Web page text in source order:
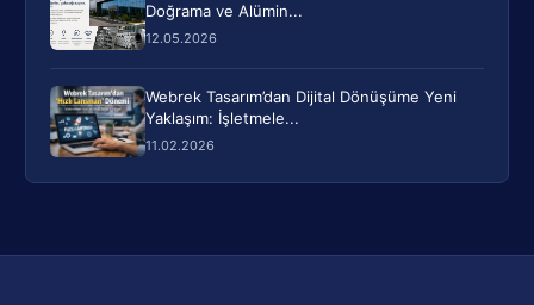
Doğrama ve Alümin...
12.05.2026
Webrek Tasarım’dan Dijital Dönüşüme Yeni
Yaklaşım: İşletmele...
11.02.2026